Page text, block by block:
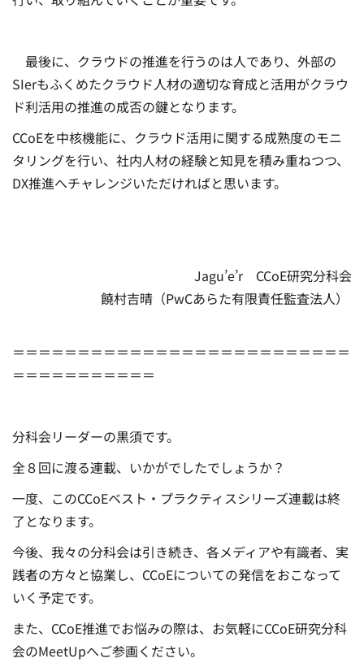
最後に、クラウドの推進を行うのは人であり、外部の
SIerもふくめたクラウド人材の適切な育成と活用がクラウ
ド利活用の推進の成否の鍵となります。
CCoEを中核機能に、クラウド活用に関する成熟度のモニ
タリングを行い、社内人材の経験と知見を積み重ねつつ、
DX推進へチャレンジいただければと思います。
Jagu’e’r CCoE研究分科会
饒村吉晴（PwCあらた有限責任監査法人）
＝＝＝＝＝＝＝＝＝＝＝＝＝＝＝＝＝＝＝＝＝＝＝＝＝＝
＝＝＝＝＝＝＝＝＝＝＝
分科会リーダーの黒須です。
全８回に渡る連載、いかがでしたでしょうか？
一度、このCCoEベスト・プラクティスシリーズ連載は終
了となります。
今後、我々の分科会は引き続き、各メディアや有識者、実
践者の方々と協業し、CCoEについての発信をおこなって
いく予定です。
また、CCoE推進でお悩みの際は、お気軽にCCoE研究分科
会のMeetUpへご参画ください。